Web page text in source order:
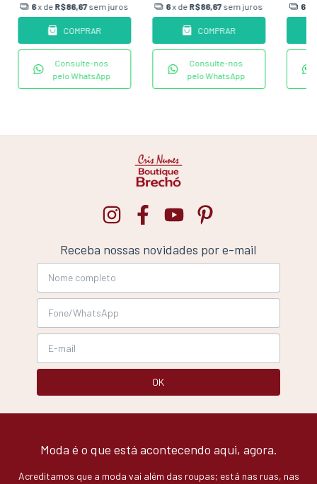
6x de R$86,67sem juros
COMPRAR
Consulte-nos
pelo WhatsApp
6x de R$86,67sem juros
COMPRAR
Consulte-nos
pelo WhatsApp
6
Receba nossas novidades por e-mail
Moda é o que está acontecendo aqui, agora.
Acreditamos que a moda vai além das roupas; está nas ruas, nas